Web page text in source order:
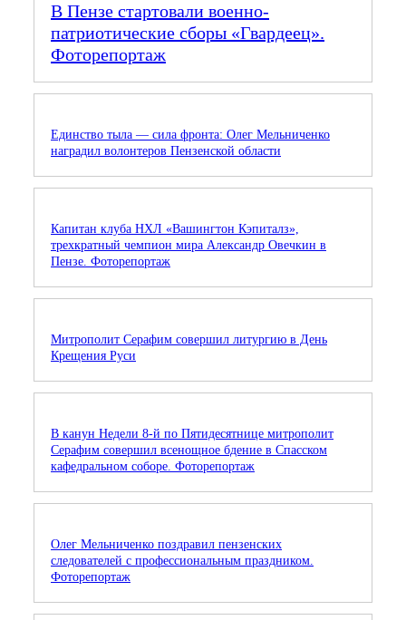
В Пензе стартовали военно-
патриотические сборы «Гвардеец».
Фоторепортаж
Единство тыла — сила фронта: Олег Мельниченко
наградил волонтеров Пензенской области
Капитан клуба НХЛ «Вашингтон Кэпиталз»,
трехкратный чемпион мира Александр Овечкин в
Пензе. Фоторепортаж
Митрополит Серафим совершил литургию в День
Крещения Руси
В канун Недели 8-й по Пятидесятнице митрополит
Серафим совершил всенощное бдение в Спасском
кафедральном соборе. Фоторепортаж
Олег Мельниченко поздравил пензенских
следователей с профессиональным праздником.
Фоторепортаж